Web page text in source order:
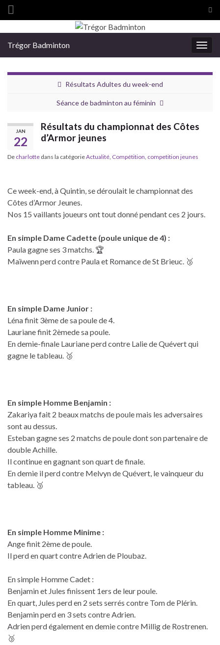
Search for:
Trégor Badminton
Résultats Adultes du week-end
Séance de badminton au féminin
JAN
22
Résultats du championnat des Côtes
d’Armor jeunes
De charlotte dans la catégorieActualité Compétition competition jeunes
Ce week-end, à Quintin, se déroulait le championnat des
Côtes d’Armor Jeunes.
Nos 15 vaillants joueurs ont tout donné pendant ces 2 jours.
En simple Dame Cadette (poule unique de 4) :
Paula gagne ses 3 matchs. 🏆
Maïwenn perd contre Paula et Romance de St Brieuc. 🥉
En simple Dame Junior :
Léna finit 3ème de sa poule de 4.
Lauriane finit 2èmede sa poule.
En demie-finale Lauriane perd contre Lalie de Quévert qui
gagne le tableau. 🥉
En simple Homme Benjamin :
Zakariya fait 2 beaux matchs de poule mais les adversaires
sont au dessus.
Esteban gagne ses 2 matchs de poule dont son partenaire de
double Achille.
Il continue en gagnant son quart de finale.
En demie il perd contre Melvyn de Quévert, le vainqueur du
tableau. 🥉
En simple Homme Minime :
Ange finit 2ème de poule.
Il perd en quart contre Adrien de Ploubaz.
En simple Homme Cadet :
Benjamin et Jules finissent 1ers de leur poule.
En quart, Jules perd en 2 sets serrés contre Tom de Plérin.
Benjamin perd en 3 sets contre Adrien.
Adrien perd également en demie contre Millig de Rostrenen.
🥉